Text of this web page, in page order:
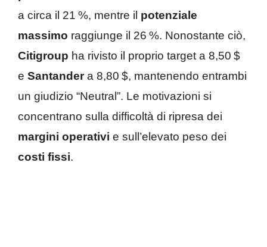
a circa il 21 %, mentre il potenziale
massimo raggiunge il 26 %. Nonostante ciò,
Citigroup ha rivisto il proprio target a 8,50 $
e Santandera 8,80 $, mantenendo entrambi
un giudizio “Neutral”. Le motivazioni si
concentrano sulla difficoltà di ripresa dei
margini operativi e sull’elevato peso dei
costi fissi.